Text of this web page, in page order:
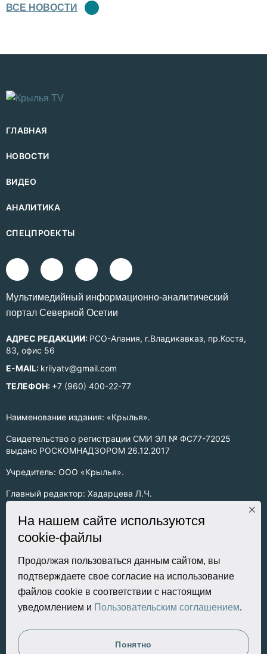
ВСЕ НОВОСТИ
Наименование издания: «Крылья».
Свидетельство о регистрации СМИ ЭЛ № ФС77-72025
выдано РОСКОМНАДЗОРОМ 26.12.2017
Учредитель: ООО «Крылья».
Главный редактор: Хадарцева Л.Ч.
Информация на сайте предназначена для лиц старше 16 лет.
Все права на любые материалы, опубликованные на сайте,
защищены в соответствии с российским законодательством
об интеллектуальной собственности. Любое использование
текстовых, фото, аудио и видеоматериалов возможно только
с согласия правообладателя (ООО «Крылья») и при строгом
наличии ссылки на ресурс. Для сетевых ресурсов –
гиперссылка.
Разработка сайта
ГЛАВНАЯ
НОВОСТИ
ВИДЕО
АНАЛИТИКА
СПЕЦПРОЕКТЫ
Mультимедийный информационно-аналитический
портал Северной Осетии
АДРЕС РЕДАКЦИИ: РСО-Алания, г.Владикавказ, пр.Коста,
83, офис 56
E-MAIL: krilyatv@gmail.com
ТЕЛЕФОН: +7 (960) 400-22-77
На нашем сайте используются
cookie-файлы
Продолжая пользоваться данным сайтом, вы
подтверждаете свое согласие на использование
файлов cookie в соответствии с настоящим
уведомлением и Пользовательским соглашением.
Понятно